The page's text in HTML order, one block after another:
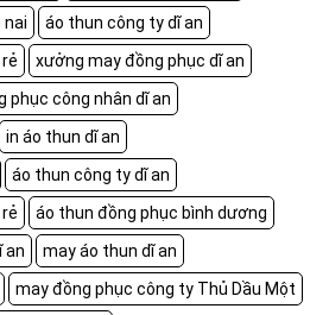
nai
áo thun công ty dĩ an
xưởng may đồng phục dĩ an
phục công nhân dĩ an
in áo thun dĩ an
áo thun công ty dĩ an
áo thun đồng phục bình dương
an
may áo thun dĩ an
may đồng phục công ty Thủ Dầu Một